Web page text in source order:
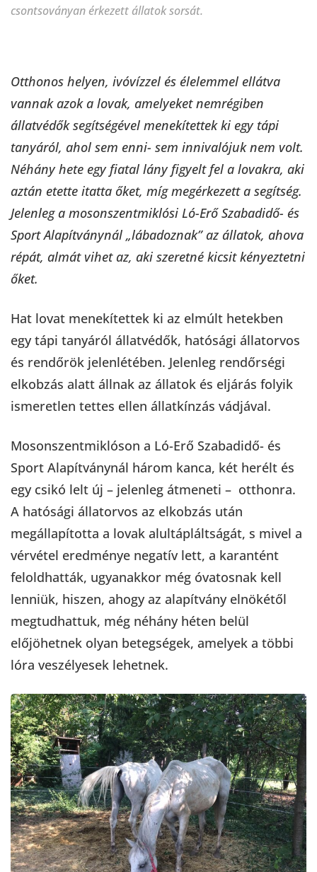
csontsoványan érkezett állatok sorsát.
Otthonos helyen, ivóvízzel és élelemmel ellátva
vannak azok a lovak, amelyeket nemrégiben
állatvédők segítségével menekítettek ki egy tápi
tanyáról, ahol sem enni- sem innivalójuk nem volt.
Néhány hete egy fiatal lány figyelt fel a lovakra, aki
aztán etette itatta őket, míg megérkezett a segítség.
Jelenleg a mosonszentmiklósi Ló-Erő Szabadidő- és
Sport Alapítványnál „lábadoznak” az állatok, ahova
répát, almát vihet az, aki szeretné kicsit kényeztetni
őket.
Hat lovat menekítettek ki az elmúlt hetekben
egy tápi tanyáról állatvédők, hatósági állatorvos
és rendőrök jelenlétében. Jelenleg rendőrségi
elkobzás alatt állnak az állatok és eljárás folyik
ismeretlen tettes ellen állatkínzás vádjával.
Mosonszentmiklóson a Ló-Erő Szabadidő- és
Sport Alapítványnál három kanca, két herélt és
egy csikó lelt új – jelenleg átmeneti – otthonra.
A hatósági állatorvos az elkobzás után
megállapította a lovak alultápláltságát, s mivel a
vérvétel eredménye negatív lett, a karantént
feloldhatták, ugyanakkor még óvatosnak kell
lenniük, hiszen, ahogy az alapítvány elnökétől
megtudhattuk, még néhány héten belül
előjöhetnek olyan betegségek, amelyek a többi
lóra veszélyesek lehetnek.